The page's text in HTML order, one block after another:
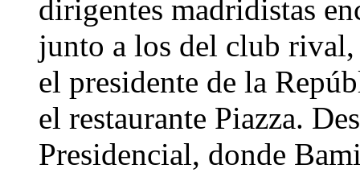
dirigentes madridistas
junto a los del club
el presidente de la
el restaurante Piazza.
Presidencial, donde